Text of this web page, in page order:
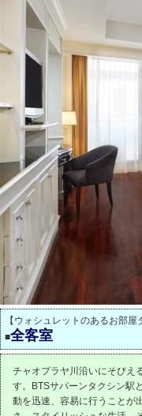
【ウォシュレットのあるお部屋
■全客室
チャオプラヤ川沿いにそびえ
す。BTSサパーンタクシン駅
動を迅速、容易に行うことが